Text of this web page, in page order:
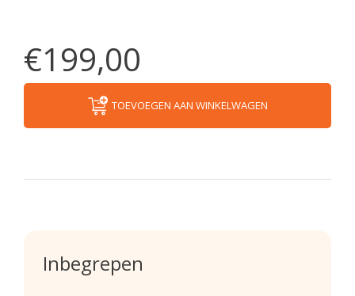
€199,00
TOEVOEGEN AAN WINKELWAGEN
Inbegrepen